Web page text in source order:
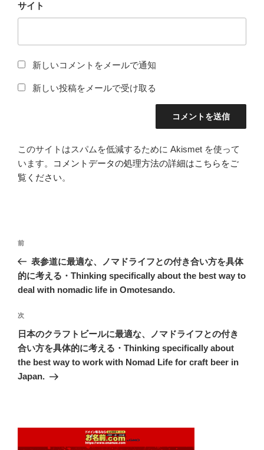
サイト
新しいコメントをメールで通知
新しい投稿をメールで受け取る
このサイトはスパムを低減するために Akismet を使って
います。
コメントデータの処理方法の詳細はこちらをご
覧ください。
投
ナ
ビ
ー
シ
ョ
ン
前
の
投
稿
前
表参道に最適な、ノマドライフとの付き合い方を具体
的に考える・Thinking specifically about the best way to
deal with nomadic life in Omotesando.
次
の
投
稿
次
日本のクラフトビールに最適な、ノマドライフとの付き
合い方を具体的に考える・Thinking specifically about
the best way to work with Nomad Life for craft beer in
Japan.